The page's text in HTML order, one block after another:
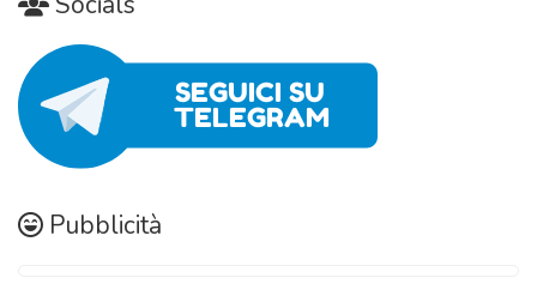
Pubblicità